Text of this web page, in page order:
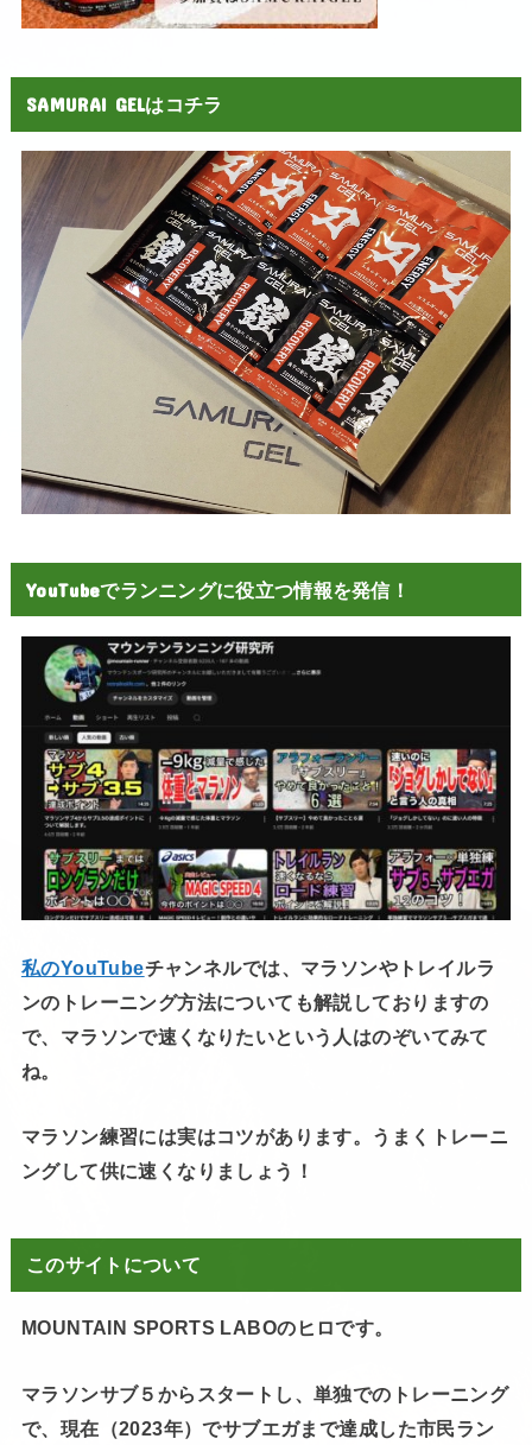
SAMURAI GELはコチラ
YouTubeでランニングに役立つ情報を発信！
私のYouTubeチャンネルでは、マラソンやトレイルラ
ンのトレーニング方法についても解説しておりますの
で、マラソンで速くなりたいという人はのぞいてみて
ね。
マラソン練習には実はコツがあります。うまくトレーニ
ングして供に速くなりましょう！
このサイトについて
MOUNTAIN SPORTS LABOのヒロです。
マラソンサブ５からスタートし、単独でのトレーニング
で、現在（2023年）でサブエガまで達成した市民ラン